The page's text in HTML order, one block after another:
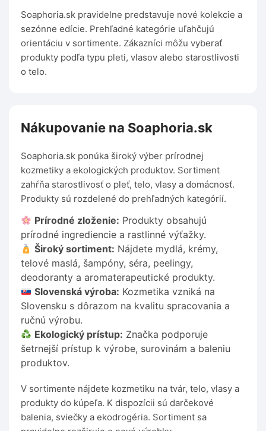
Soaphoria.sk pravidelne predstavuje nové kolekcie a
sezónne edície. Prehľadné kategórie uľahčujú
orientáciu v sortimente. Zákazníci môžu vyberať
produkty podľa typu pleti, vlasov alebo starostlivosti
o telo.
Nákupovanie na Soaphoria.sk
Soaphoria.sk ponúka široký výber prírodnej
kozmetiky a ekologických produktov. Sortiment
zahŕňa starostlivosť o pleť, telo, vlasy a domácnosť.
Produkty sú rozdelené do prehľadných kategórií.
Prírodné zloženie: Produkty obsahujú
prírodné ingrediencie a rastlinné výťažky.
Široký sortiment: Nájdete mydlá, krémy,
telové maslá, šampóny, séra, peelingy,
deodoranty a aromaterapeutické produkty.
Slovenská výroba: Kozmetika vzniká na
Slovensku s dôrazom na kvalitu spracovania a
ručnú výrobu.
Ekologický prístup: Značka podporuje
šetrnejší prístup k výrobe, surovinám a baleniu
produktov.
V sortimente nájdete kozmetiku na tvár, telo, vlasy a
produkty do kúpeľa. K dispozícii sú darčekové
balenia, sviečky a ekodrogéria. Sortiment sa